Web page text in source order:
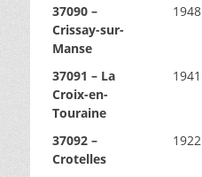
37090 –
Crissay-sur-
Manse
1948
37091 – La
Croix-en-
Touraine
1941
37092 –
Crotelles
1922